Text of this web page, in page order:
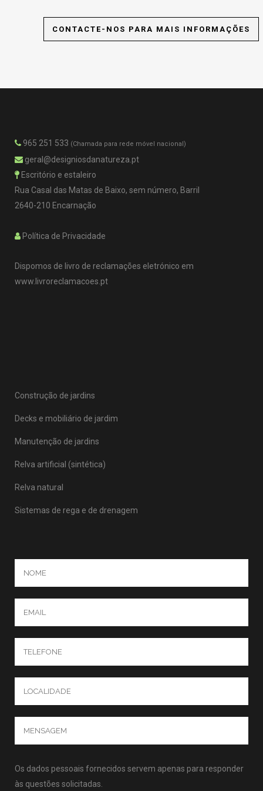
Lisboa | Oeiras | Cascais | Estoril | Sintra | Odivelas | Loures | Torres
Vedras | A dos Cunhados e Maceira | Campelos e Outeiro da Cabeça |
CONTACTE-NOS PARA MAIS INFORMAÇÕES
965 251 533 (Chamada para rede móvel nacional)
geral@designiosdanatureza.pt
Escritório e estaleiro
Rua Casal das Matas de Baixo, sem número, Barril
2640-210 Encarnação
Política de Privacidade
Dispomos de livro de reclamações eletrónico em
www.livroreclamacoes.pt
Construção de jardins
Decks e mobiliário de jardim
Manutenção de jardins
Relva artificial (sintética)
Relva natural
Sistemas de rega e de drenagem
Os dados pessoais fornecidos servem apenas para responder
às questões solicitadas.